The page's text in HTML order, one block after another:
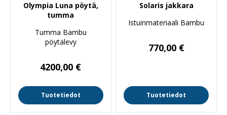
Olympia Luna pöytä,
tumma
Tumma Bambu
pöytälevy
4200,00 €
Tuotetiedot
Solaris jakkara
Istuinmateriaali Bambu
770,00 €
Tuotetiedot